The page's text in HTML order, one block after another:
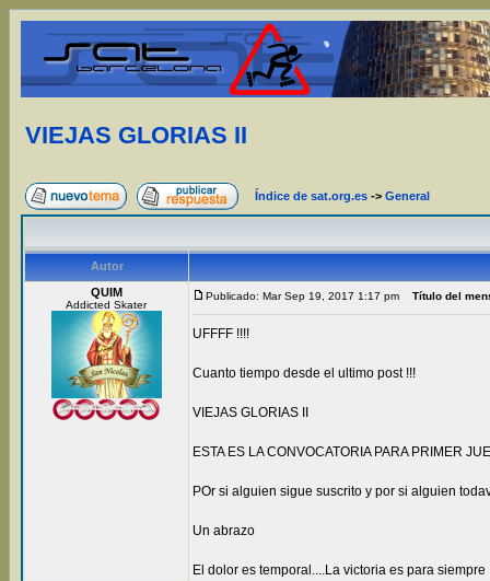
VIEJAS GLORIAS II
Índice de sat.org.es -> General
Autor
QUIM
Addicted Skater
Publicado: Mar Sep 19, 2017 1:17 pm Título del
UFFFF !!!!
Cuanto tiempo desde el ultimo post !!!
VIEJAS GLORIAS II
ESTA ES LA CONVOCATORIA PARA PRIMER
POr si alguien sigue suscrito y por si alguien
Un abrazo
El dolor es temporal....La victoria es para siempre